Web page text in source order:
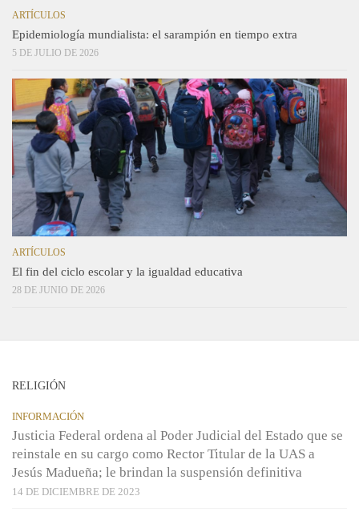
ARTÍCULOS
Epidemiología mundialista: el sarampión en tiempo extra
5 DE JULIO DE 2026
ARTÍCULOS
El fin del ciclo escolar y la igualdad educativa
28 DE JUNIO DE 2026
RELIGIÓN
INFORMACIÓN
Justicia Federal ordena al Poder Judicial del Estado que se
reinstale en su cargo como Rector Titular de la UAS a
Jesús Madueña; le brindan la suspensión definitiva
14 DE DICIEMBRE DE 2023